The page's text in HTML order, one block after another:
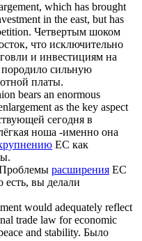
, which has brought
in the east, but has
Четвертым шоком
что исключительно
и инвестициям на
породило сильную
платы.
bears an enormous
as the key aspect
сегодня в
ноша -именно она
ЕС как
расширения ЕС
есть, вы делали
would adequately reflect
trade law for economic
and stability. Было